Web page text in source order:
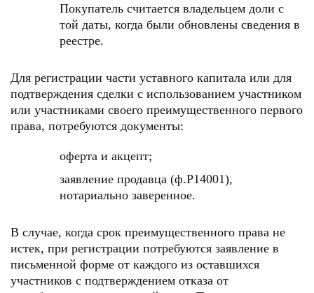
Покупатель считается владельцем доли с
той даты, когда были обновлены сведения в
реестре.
Для регистрации части уставного капитала или для
подтверждения сделки с использованием участником
или участниками своего преимущественного первого
права, потребуются документы:
оферта и акцепт;
заявление продавца (ф.Р14001),
нотариально заверенное.
В случае, когда срок преимущественного права не
истек, при регистрации потребуются заявление в
письменной форме от каждого из оставшихся
участников с подтверждением отказа от